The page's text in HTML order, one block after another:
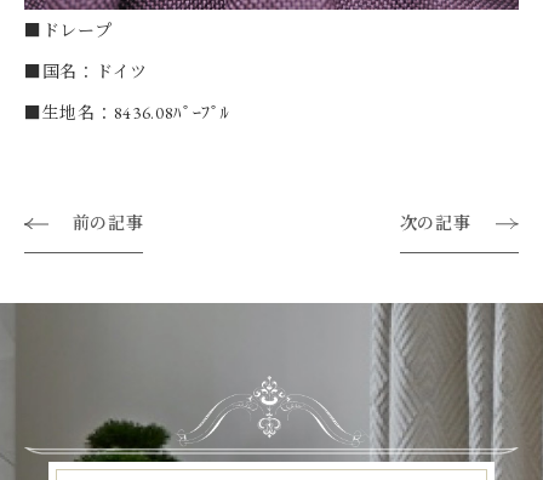
■ドレープ
■国名：ドイツ
■生地名：8436.08ﾊﾟｰﾌﾟﾙ
前の記事 次の記事